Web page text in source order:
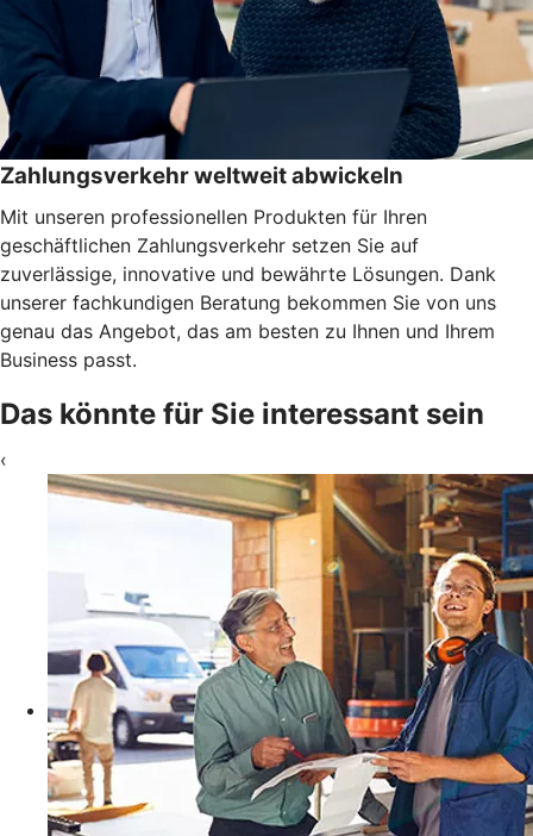
Zahlungsverkehr weltweit abwickeln
Mit unseren professionellen Produkten für Ihren
geschäftlichen Zahlungsverkehr setzen Sie auf
zuverlässige, innovative und bewährte Lösungen. Dank
unserer fachkundigen Beratung bekommen Sie von uns
genau das Angebot, das am besten zu Ihnen und Ihrem
Business passt.
Das könnte für Sie interessant sein
‹